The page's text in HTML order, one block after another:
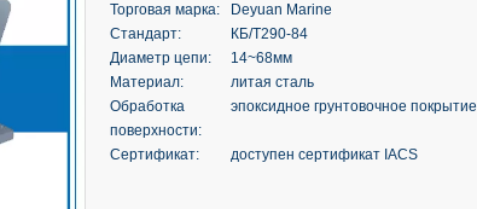
Торговая марка:
Deyuan Marine
Стандарт:
КБ/T290-84
Диаметр цепи:
14~68мм
Материал:
литая сталь
Обработка
поверхности:
эпоксидное грунтовочное покрытие
Сертификат: доступен сертификат IACS